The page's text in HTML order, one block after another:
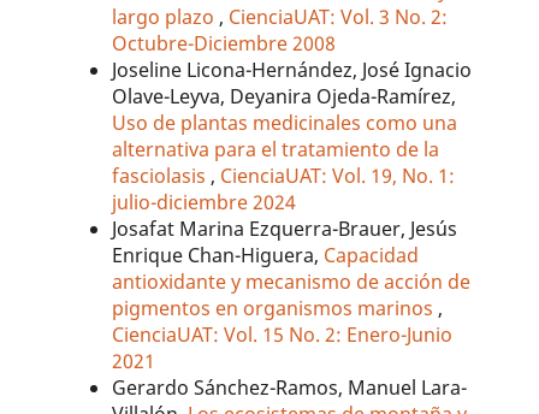
largo plazo, CienciaUAT: Vol. 3 No. 2:
Octubre-Diciembre 2008
Joseline Licona-Hernández, José Ignacio
Olave-Leyva, Deyanira Ojeda-Ramírez,
Uso de plantas medicinales como una
alternativa para el tratamiento de la
fasciolasis, CienciaUAT: Vol. 19, No. 1:
julio-diciembre 2024
Josafat Marina Ezquerra-Brauer, Jesús
Enrique Chan-Higuera, Capacidad
antioxidante y mecanismo de acción de
pigmentos en organismos marinos,
CienciaUAT: Vol. 15 No. 2: Enero-Junio
2021
Gerardo Sánchez-Ramos, Manuel Lara-